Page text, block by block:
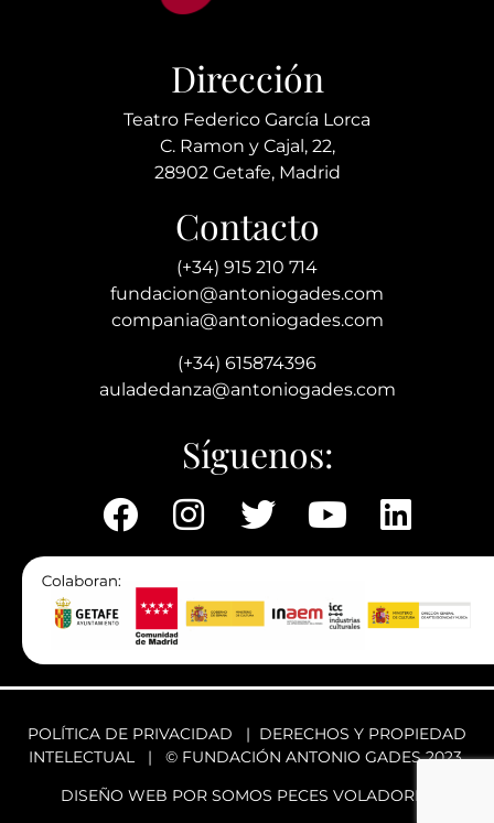
Dirección
Teatro Federico García Lorca
C. Ramon y Cajal, 22,
28902 Getafe, Madrid
Contacto
(+34) 915 210 714
fundacion@antoniogades.com
compania@antoniogades.com
(+34) 615874396
auladedanza@antoniogades.com
Síguenos:
POLÍTICA DE PRIVACIDAD | DERECHOS Y PROPIEDAD
INTELECTUAL| © FUNDACIÓN ANTONIO GADES 2023
DISEÑO WEB POR SOMOS PECES VOLADORES